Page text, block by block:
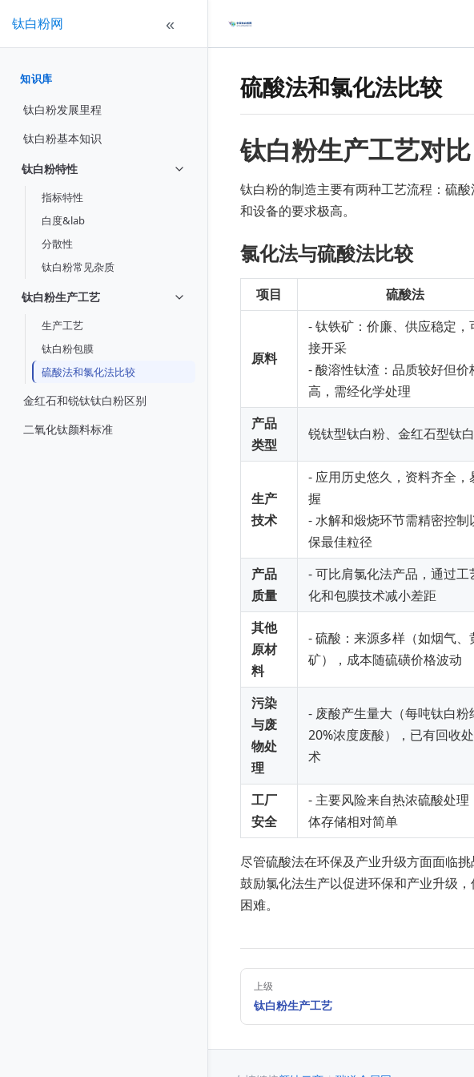
钛白粉网 «
知识库
钛白粉发展里程
钛白粉基本知识
钛白粉特性
指标特性
白度&lab
分散性
钛白粉常见杂质
钛白粉生产工艺
生产工艺
钛白粉包膜
硫酸法和氯化法比较
金红石和锐钛钛白粉区别
二氧化钛颜料标准
硫酸法和氯化法比较
钛白粉生产工艺对
钛白粉的制造主要有两种工艺流程：硫
和设备的要求极高。
氯化法与硫酸法比较
项目 硫酸法
原料
- 钛铁矿：价廉、供应稳定，
接开采
- 酸溶性钛渣：品质较好但价
高，需经化学处理
产品
类型
锐钛型钛白粉、金红石型钛
生产
技术
- 应用历史悠久，资料齐全，
握
- 水解和煅烧环节需精密控制
保最佳粒径
产品
质量
- 可比肩氯化法产品，通过工
化和包膜技术减小差距
其他
原材
料
- 硫酸：来源多样（如烟气、
矿），成本随硫磺价格波动
污染
与废
物处
理
- 废酸产生量大（每吨钛白粉
20%浓度废酸），已有回收
术
工厂
安全
- 主要风险来自热浓硫酸处理
体存储相对简单
尽管硫酸法在环保及产业升级方面面临
鼓励氯化法生产以促进环保和产业升级
困难。
上级
钛白粉生产工艺